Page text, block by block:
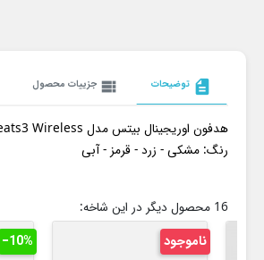
description توضیحات view_list جزییات محصول
هدفون اوریجینال بیتس مدل Powerbeats3 Wireless
رنگ: مشکی - زرد - قرمز - آبی
16 محصول دیگر در این شاخه:
ناموجود ‎−10%